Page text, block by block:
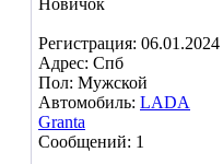
Новичок
Регистрация: 06.01.2024
Адрес: Спб
Пол: Мужской
Автомобиль: LADA
Granta
Сообщений: 1